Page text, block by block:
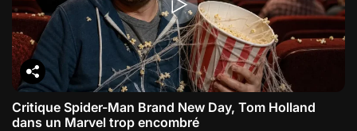
Critique Spider-Man Brand New Day, Tom Holland
dans un Marvel trop encombré